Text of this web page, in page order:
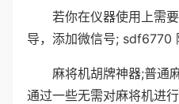
若你在仪器使用上需
导，添加微信号; sdf6770
麻将机胡牌神器;普通
通过一些无需对麻将机进